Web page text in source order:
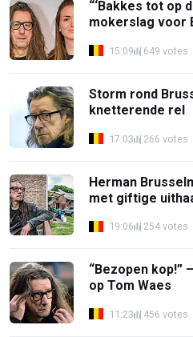
“‘Bakkes tot op
mokerslag voor
15:09 649 votes
Storm rond
knetterende rel
17:03 266 votes
Herman
met giftige
19:06 254 votes
“Bezopen kop!”
op Tom Waes
11:23 456 votes